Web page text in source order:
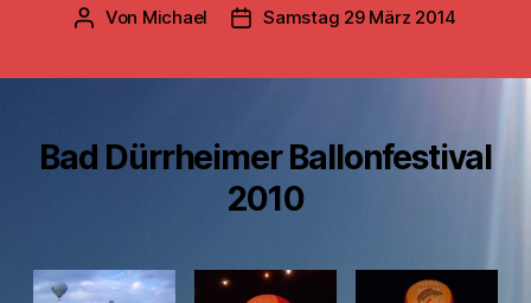
Beitragsautor
Von Michael Beitragsdatum
Samstag 29 März 2014
Bad Dürrheimer Ballonfestival
2010